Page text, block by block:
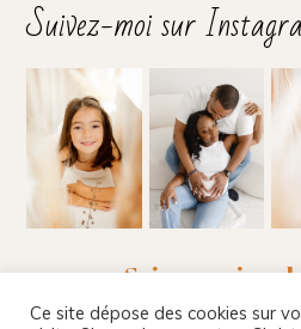
Suivez-moi sur
Suivez-moi sur
Ce site dépose des cookies sur